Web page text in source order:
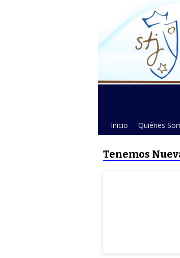
Inicio Quiénes
Tenemos